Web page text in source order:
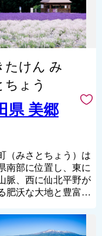
たけん み
ちょう
県 美郷
（みさとちょう）は
南部に位置し、東に
脈、西に仙北平野が
肥沃な大地と豊富な
地帯です。
内には、湧水が114